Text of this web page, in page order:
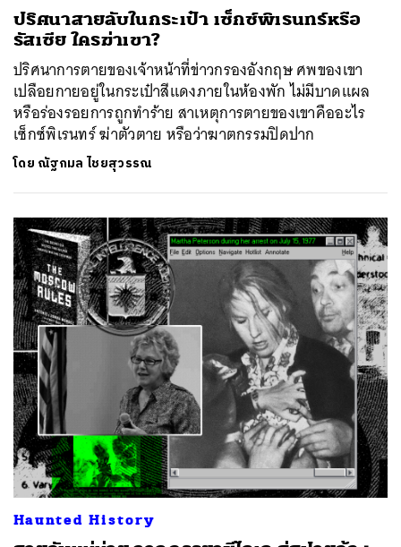
ปริศนาสายลับในกระเป๋า เซ็กซ์พิเรนทร์หรือ
รัสเซีย ใครฆ่าเขา?
ปริศนาการตายของเจ้าหน้าที่ข่าวกรองอังกฤษ ศพของเขา
เปลือยกายอยู่ในกระเป๋าสีแดงภายในห้องพัก ไม่มีบาดแผล
หรือร่องรอยการถูกทำร้าย สาเหตุการตายของเขาคืออะไร
เซ็กซ์พิเรนทร์ ฆ่าตัวตาย หรือว่าฆาตกรรมปิดปาก
โดย ณัฐกมล ไชยสุวรรณ
Haunted History